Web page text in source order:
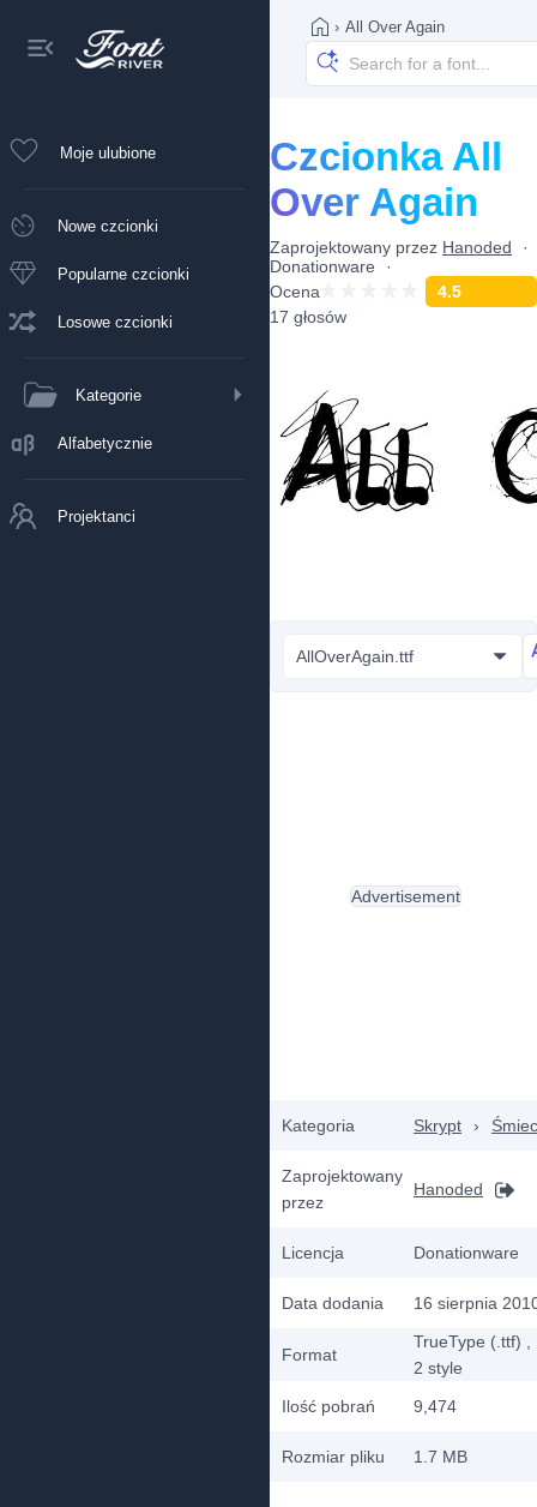
Moje ulubione
Nowe czcionki
Popularne czcionki
Losowe czcionki
Kategorie
Alfabetycznie
Projektanci
› All Over Again
Czcionka All
Over Again
Zaprojektowany przez Hanoded
Donationware
Ocena
4.5
17 głosów
AllOverAgain.ttf
Kategoria Skrypt ›
Zaprojektowany
przez
Hanoded
Licencja Donationware
Data dodania 16 sierpnia
Format
TrueType (.ttf)
2 style
Ilość pobrań
9,474
Rozmiar pliku 1.7 MB
Advertisement